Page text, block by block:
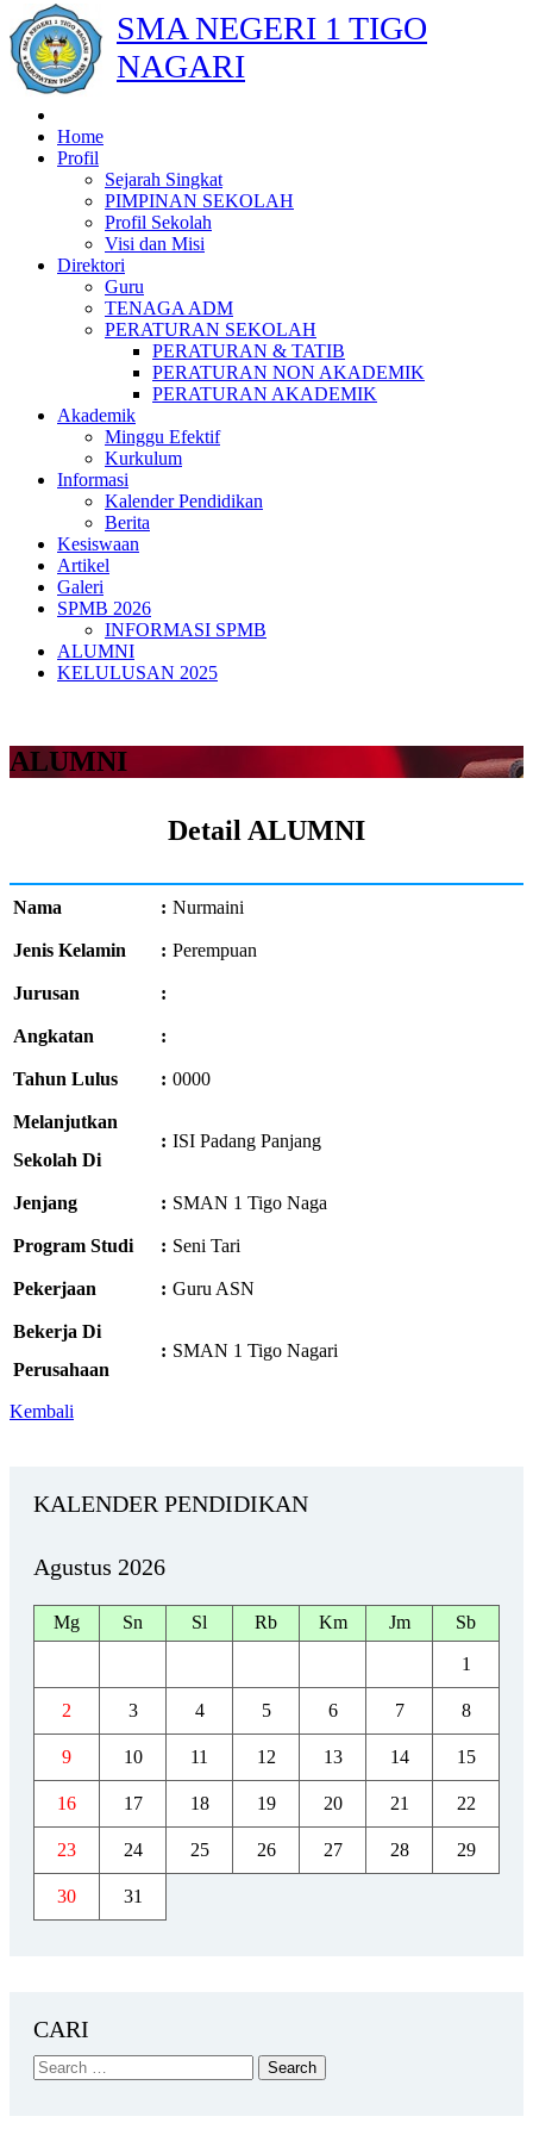
SMA NEGERI 1 TIGO
NAGARI
Home
Profil
Sejarah Singkat
PIMPINAN SEKOLAH
Profil Sekolah
Visi dan Misi
Direktori
Guru
TENAGA ADM
PERATURAN SEKOLAH
PERATURAN & TATIB
PERATURAN NON AKADEMIK
PERATURAN AKADEMIK
Akademik
Minggu Efektif
Kurkulum
Informasi
Kalender Pendidikan
Berita
Kesiswaan
Artikel
Galeri
SPMB 2026
INFORMASI SPMB
ALUMNI
KELULUSAN 2025
ALUMNI
Detail ALUMNI
Nama : Nurmaini
Jenis Kelamin : Perempuan
Jurusan :
Angkatan :
Tahun Lulus : 0000
Melanjutkan
Sekolah Di
: ISI Padang Panjang
Jenjang : SMAN 1 Tigo Naga
Program Studi : Seni Tari
Pekerjaan : Guru ASN
Bekerja Di
Perusahaan
: SMAN 1 Tigo Nagari
Kembali
KALENDER PENDIDIKAN
Agustus 2026
Mg Sn Sl Rb Km Jm Sb
1
2 3 4 5 6 7 8
9 10 11 12 13 14 15
16 17 18 19 20 21 22
23 24 25 26 27 28 29
30 31
CARI